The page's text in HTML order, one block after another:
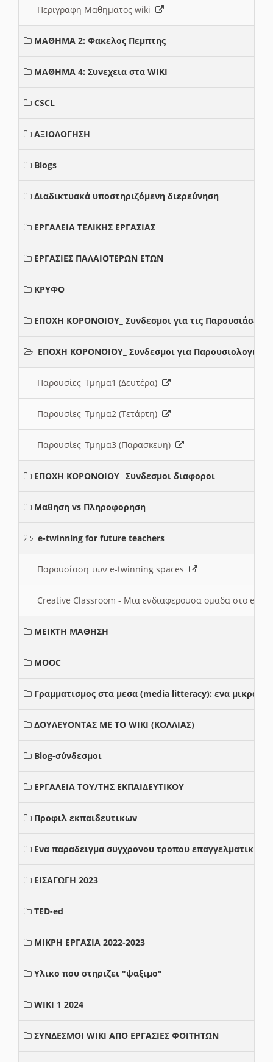
Περιγραφη Μαθηματος wiki
ΜΑΘΗΜΑ 2: Φακελος Πεμπτης
ΜΑΘΗΜΑ 4: Συνεχεια στα WIKI
CSCL
ΑΞΙΟΛΟΓΗΣΗ
Blogs
Διαδικτυακά υποστηριζόμενη διερεύνηση
ΕΡΓΑΛΕΙΑ ΤΕΛΙΚΗΣ ΕΡΓΑΣΙΑΣ
ΕΡΓΑΣΙΕΣ ΠΑΛΑΙΟΤΕΡΩΝ ΕΤΩΝ
ΚΡΥΦΟ
ΕΠΟΧΗ ΚΟΡΟΝΟΙΟΥ_ Συνδεσμοι για τις Παρουσιάσεις
ΕΠΟΧΗ ΚΟΡΟΝΟΙΟΥ_ Συνδεσμοι για Παρουσιολογια
Παρουσίες_Τμημα1 (Δευτέρα)
Παρουσίες_Τμημα2 (Τετάρτη)
Παρουσίες_Τμημα3 (Παρασκευη)
ΕΠΟΧΗ ΚΟΡΟΝΟΙΟΥ_ Συνδεσμοι διαφοροι
Μαθηση vs Πληροφορηση
e-twinning for future teachers
Παρουσίαση των e-twinning spaces
Creative Classroom - Μια ενδιαφερουσα ομαδα στο e-
ΜΕΙΚΤΗ ΜΑΘΗΣΗ
MOOC
Γραμματισμος στα μεσα (media litteracy): ενα μικρο
ΔΟΥΛΕΥΟΝΤΑΣ ΜΕ ΤΟ WIKI (ΚΟΛΛΙΑΣ)
Blog-σύνδεσμοι
ΕΡΓΑΛΕΙΑ ΤΟΥ/ΤΗΣ ΕΚΠΑΙΔΕΥΤΙΚΟΥ
Προφιλ εκπαιδευτικων
Ενα παραδειγμα συγχρονου τροπου επαγγελματικης
ΕΙΣΑΓΩΓΗ 2023
TED-ed
ΜΙΚΡΗ ΕΡΓΑΣΙΑ 2022-2023
Υλικο που στηριζει "ψαξιμο"
WIKI 1 2024
ΣΥΝΔΕΣΜΟΙ WIKI ΑΠΟ ΕΡΓΑΣΙΕΣ ΦΟΙΤΗΤΩΝ